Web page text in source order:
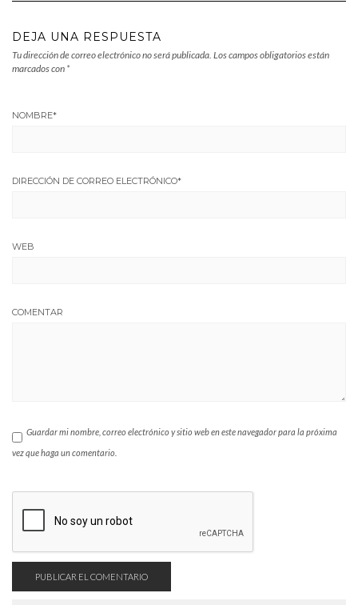
DEJA UNA RESPUESTA
Tu dirección de correo electrónico no será publicada. Los campos obligatorios están
marcados con *
NOMBRE*
DIRECCIÓN DE CORREO ELECTRÓNICO*
WEB
COMENTAR
Guardar mi nombre, correo electrónico y sitio web en este navegador para la próxima
vez que haga un comentario.